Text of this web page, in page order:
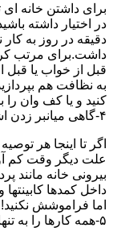
برای داشتن خانه ای
دقیقه در روز به
داشت.برای مرتب
قبل از خواب یا قبل
به نظافت هم
کنید و یا کف وان را
۴-گاهی میانبر زدن اشکالی ندارد
اگر تا اینجا هر
علت دیگر وقت کم
بیرونی خانه مانند
داخل کمدها
اما فراموشش نکنید!
۵-همه کارها را به تنهایی انجام ندهید